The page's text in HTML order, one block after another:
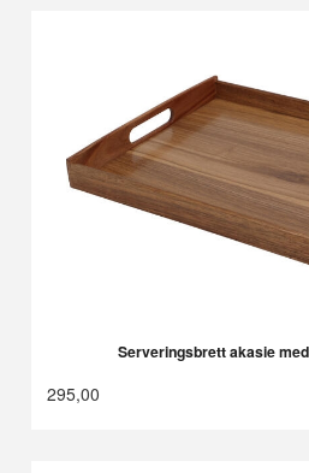
Serveringsbrett akasie
295,00